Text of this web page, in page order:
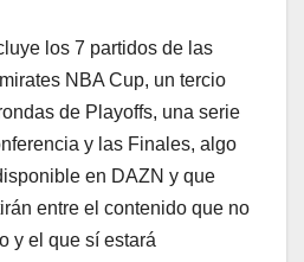
los 7 partidos de las
NBA Cup, un tercio
de Playoffs, una serie
y las Finales, algo
en DAZN y que
entre el contenido que no
y el que sí estará